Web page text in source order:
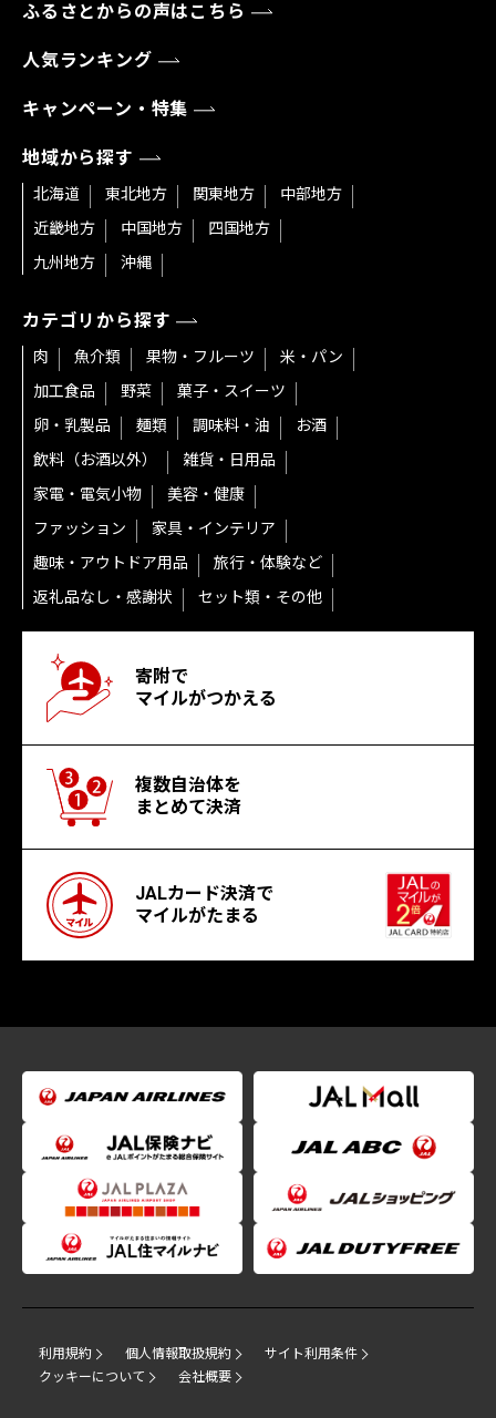
ふるさとからの声はこちら
人気ランキング
キャンペーン・特集
地域から探す
北海道 東北地方 関東地方
中部地方
近畿地方
中国地方
四国地方
九州地方
沖縄
カテゴリから探す
肉 魚介類 果物・フルーツ
米・パン
加工食品
野菜
菓子・スイーツ
卵・乳製品
麺類 調味料・油
お酒
飲料（お酒以外）
雑貨・日用品
家電・電気小物
美容・健康
ファッション
家具・インテリア
趣味・アウトドア用品
旅行・体験など
返礼品なし・感謝状
セット類・その他
寄附で
マイルがつかえる
複数自治体を
まとめて決済
JALカード決済で
マイルがたまる
利用規約 個人情報取扱規約
サイト利用条件
クッキーについて
会社概要